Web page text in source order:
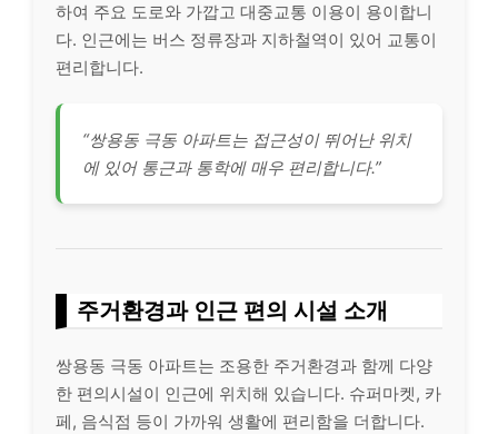
하여 주요 도로와 가깝고 대중교통 이용이 용이합니
다. 인근에는 버스 정류장과 지하철역이 있어 교통이
편리합니다.
“쌍용동 극동 아파트는 접근성이 뛰어난 위치
에 있어 통근과 통학에 매우 편리합니다.”
주거환경과 인근 편의 시설 소개
쌍용동 극동 아파트는 조용한 주거환경과 함께 다양
한 편의시설이 인근에 위치해 있습니다. 슈퍼마켓, 카
페, 음식점 등이 가까워 생활에 편리함을 더합니다.